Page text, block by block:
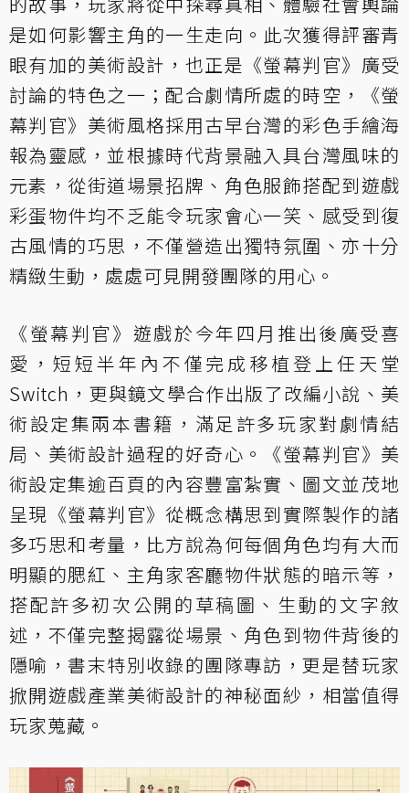
是如何影響主角的一生走向。此次獲得評審青
眼有加的美術設計，也正是《螢幕判官》廣受
討論的特色之一；配合劇情所處的時空，《螢
幕判官》美術風格採用古早台灣的彩色手繪海
報為靈感，並根據時代背景融入具台灣風味的
元素，從街道場景招牌、角色服飾搭配到遊戲
彩蛋物件均不乏能令玩家會心一笑、感受到復
古風情的巧思，不僅營造出獨特氛圍、亦十分
精緻生動，處處可見開發團隊的用心。
《螢幕判官》遊戲於今年四月推出後廣受喜
愛，短短半年內不僅完成移植登上任天堂
Switch，更與鏡文學合作出版了改編小說、美
術設定集兩本書籍，滿足許多玩家對劇情結
局、美術設計過程的好奇心。《螢幕判官》美
術設定集逾百頁的內容豐富紮實、圖文並茂地
呈現《螢幕判官》從概念構思到實際製作的諸
多巧思和考量，比方說為何每個角色均有大而
明顯的腮紅、主角家客廳物件狀態的暗示等，
搭配許多初次公開的草稿圖、生動的文字敘
述，不僅完整揭露從場景、角色到物件背後的
隱喻，書末特別收錄的團隊專訪，更是替玩家
掀開遊戲產業美術設計的神秘面紗，相當值得
玩家蒐藏。